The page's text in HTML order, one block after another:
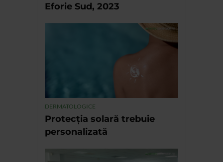
Eforie Sud, 2023
DERMATOLOGICE
Protecția solară trebuie
personalizată